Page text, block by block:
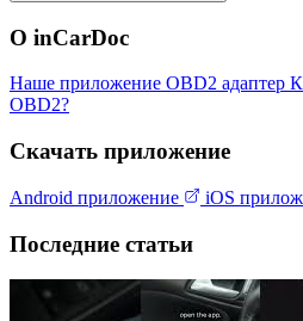
О inCarDoc
Наше приложение OBD2 адаптер
OBD2?
Скачать приложение
Android приложение iOS
Последние статьи